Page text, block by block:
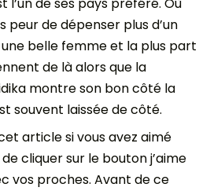
peur de dépenser plus d’un
belle femme et la plus part
de là alors que la
montre son bon côté la
souvent laissée de côté.
article si vous avez aimé
cliquer sur le bouton j’aime
vos proches. Avant de ce